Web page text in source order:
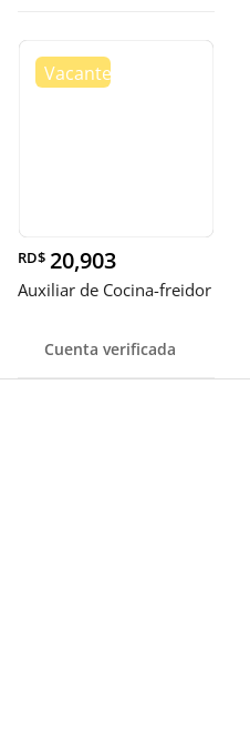
RD$ 20,903
Auxiliar de Cocina-freidor
Cuenta verificada